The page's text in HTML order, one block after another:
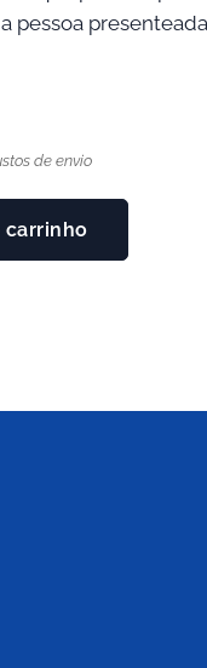
pessoa
de envio
carrinho